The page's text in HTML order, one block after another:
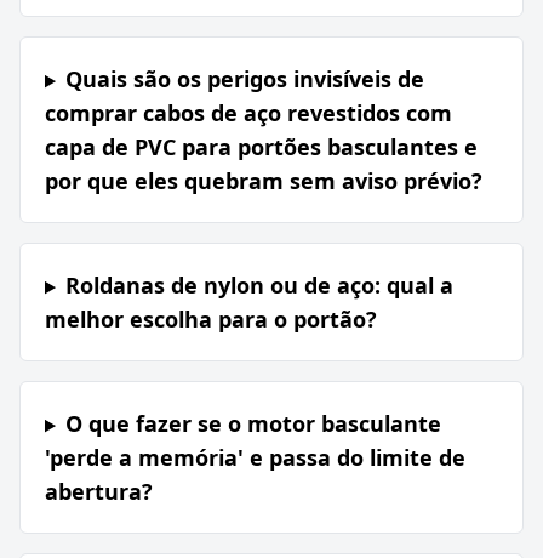
Quais são os perigos invisíveis de
comprar cabos de aço revestidos com
capa de PVC para portões basculantes e
por que eles quebram sem aviso prévio?
Roldanas de nylon ou de aço: qual a
melhor escolha para o portão?
O que fazer se o motor basculante
'perde a memória' e passa do limite de
abertura?